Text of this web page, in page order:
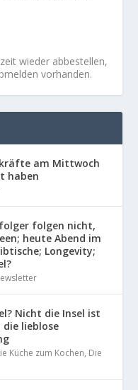
wieder abbestellen,
vorhanden.
am Mittwoch
haben
folgen nicht,
heute Abend im
Longevity;
Nicht die Insel ist
die lieblose
Küche zum Kochen, Die